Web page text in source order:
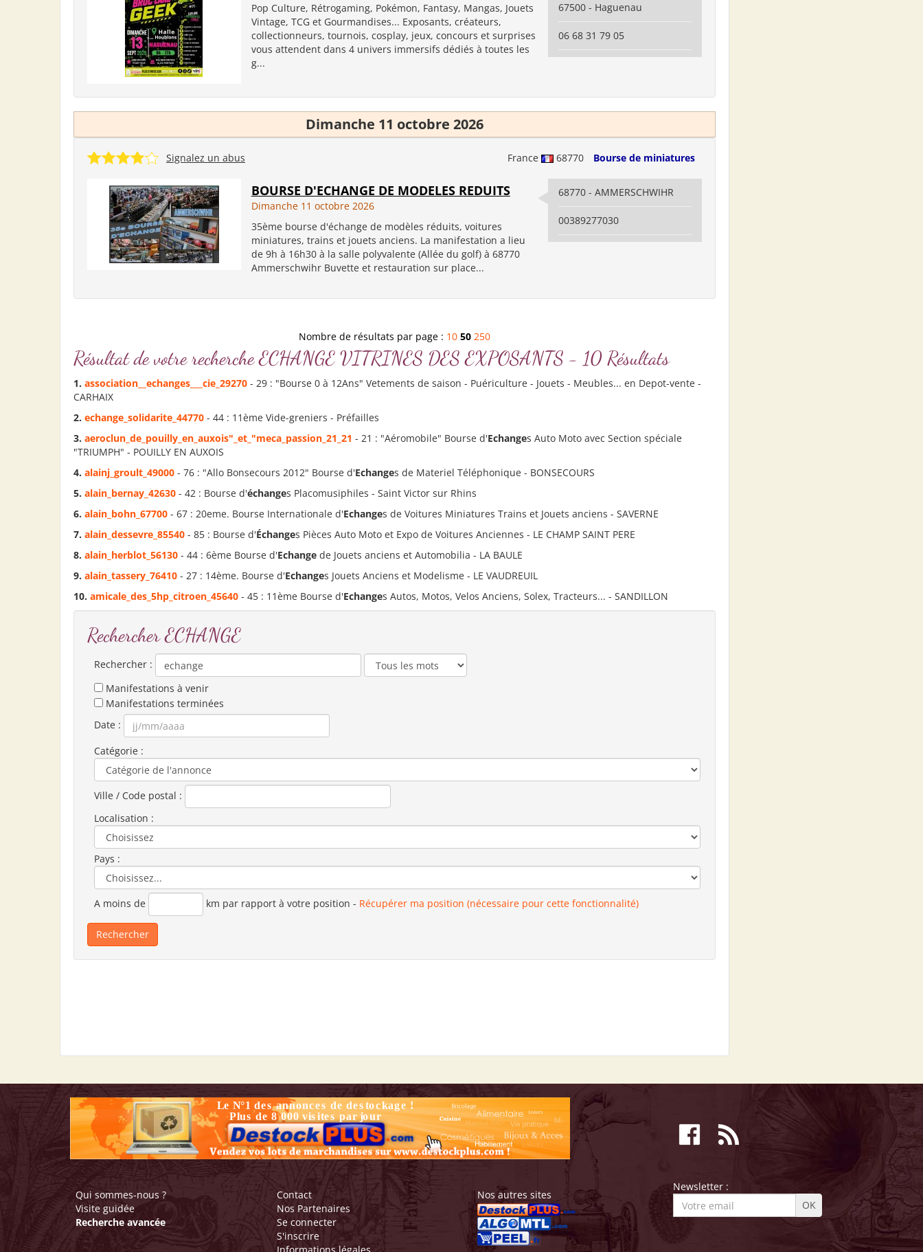
Pop Culture, Rétrogaming, Pokémon, Fantasy, Mangas, Jouets
Vintage, TCG et Gourmandises... Exposants, créateurs,
collectionneurs, tournois, cosplay, jeux, concours et surprises
vous attendent dans 4 univers immersifs dédiés à toutes les
g...
67500 - Haguenau
06 68 31 79 05
Dimanche 11 octobre 2026
France 68770 Bourse de miniatures
Signalez un abus
BOURSE D'ECHANGE DE MODELES REDUITS
Dimanche 11 octobre 2026
35ème bourse d'échange de modèles réduits, voitures
miniatures, trains et jouets anciens. La manifestation a lieu
de 9h à 16h30 à la salle polyvalente (Allée du golf) à 68770
Ammerschwihr Buvette et restauration sur place...
68770 - AMMERSCHWIHR
00389277030
Nombre de résultats par page : 10 50 250
Résultat de votre recherche ECHANGE VITRINES DES EXPOSANTS - 10 Résultats
1. association__ echanges___cie_29270 - 29 : "Bourse 0 à 12Ans" Vetements de saison - Puériculture - Jouets - Meubles... en Depot-vente -
CARHAIX
2. echange _solidarite_44770 - 44 : 11ème Vide-greniers - Préfailles
3. aeroclun_de_pouilly_en_auxois"_et_"meca_passion_21_21 - 21 : "Aéromobile" Bourse d'Echanges Auto Moto avec Section spéciale
"TRIUMPH" - POUILLY EN AUXOIS
4. alainj_groult_49000 - 76 : "Allo Bonsecours 2012" Bourse d'Echanges de Materiel Téléphonique - BONSECOURS
5. alain_bernay_42630 - 42 : Bourse d'échanges Placomusiphiles - Saint Victor sur Rhins
6. alain_bohn_67700 - 67 : 20eme. Bourse Internationale d'Echanges de Voitures Miniatures Trains et Jouets anciens - SAVERNE
7. alain_dessevre_85540 - 85 : Bourse d'Échanges Pièces Auto Moto et Expo de Voitures Anciennes - LE CHAMP SAINT PERE
8. alain_herblot_56130 - 44 : 6ème Bourse d'Echange de Jouets anciens et Automobilia - LA BAULE
9. alain_tassery_76410 - 27 : 14ème. Bourse d'Echanges Jouets Anciens et Modelisme - LE VAUDREUIL
10. amicale_des_5hp_citroen_45640 - 45 : 11ème Bourse d'Echanges Autos, Motos, Velos Anciens, Solex, Tracteurs... - SANDILLON
Rechercher ECHANGE
Rechercher :
Manifestations à venir
Manifestations terminées
Date :
Catégorie :
Ville / Code postal :
Localisation :
Pays :
A moins de km par rapport à votre position - Récupérer ma position (nécessaire pour cette fonctionnalité)
Qui sommes-nous ?
Visite guidée
Recherche avancée
Contact
Nos Partenaires
Se connecter
S'inscrire
Nos autres sites
Newsletter :